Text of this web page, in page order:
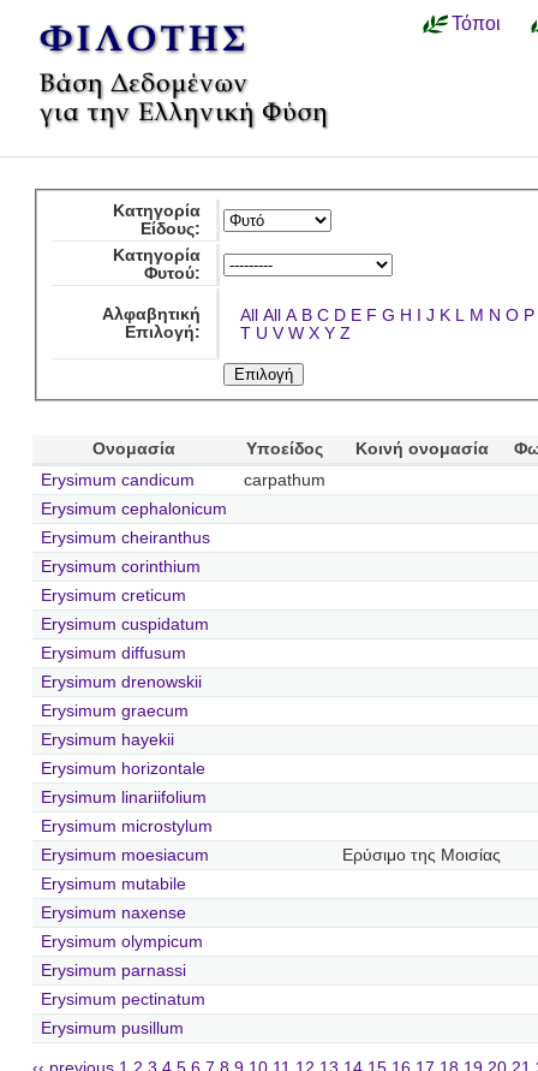
Τόποι
Κατηγορία
Είδους:
Κατηγορία
Φυτού:
Αλφαβητική
Επιλογή:
All All A B C D E F G H I J K L M N O P
T U V W X Y Z
Ονομασία Υποείδος Κοινή ονομασία
Erysimum candicum
carpathum
Erysimum cephalonicum
Erysimum cheiranthus
Erysimum corinthium
Erysimum creticum
Erysimum cuspidatum
Erysimum diffusum
Erysimum drenowskii
Erysimum graecum
Erysimum hayekii
Erysimum horizontale
Erysimum linariifolium
Erysimum microstylum
Erysimum moesiacum
Ερύσιμο της Μοισίας
Erysimum mutabile
Erysimum naxense
Erysimum olympicum
Erysimum parnassi
Erysimum pectinatum
Erysimum pusillum